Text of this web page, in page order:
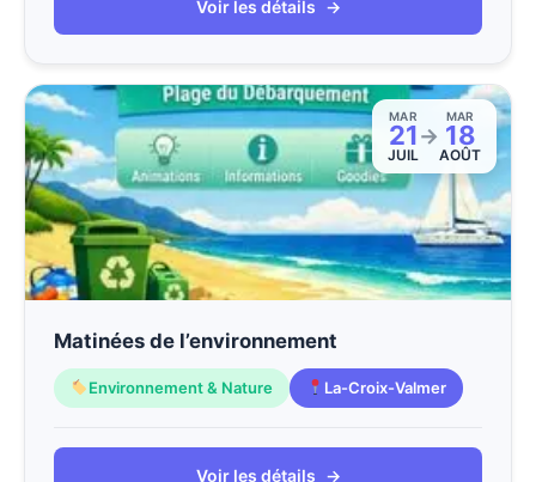
Voir les détails →
MAR
21
JUIL
→
MAR
18
AOÛT
Matinées de l’environnement
Environnement & Nature La-Croix-Valmer
Voir les détails →